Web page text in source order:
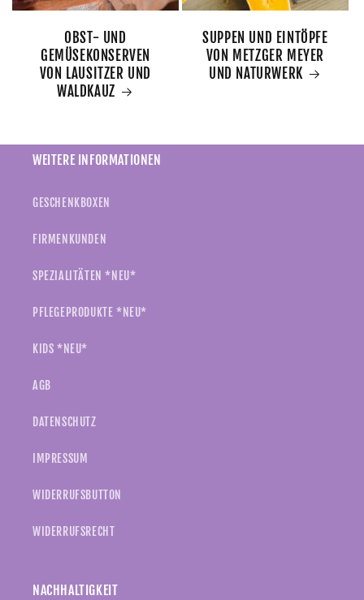
OBST- UND
GEMÜSEKONSERVEN
VON LAUSITZER UND
WALDKAUZ
SUPPEN UND EINTÖPFE
VON METZGER MEYER
UND NATURWERK
WEITERE INFORMATIONEN
GESCHENKBOXEN
FIRMENKUNDEN
SPEZIALITÄTEN *NEU*
PFLEGEPRODUKTE *NEU*
KIDS *NEU*
AGB
DATENSCHUTZ
IMPRESSUM
WIDERRUFSBUTTON
WIDERRUFSRECHT
NACHHALTIGKEIT